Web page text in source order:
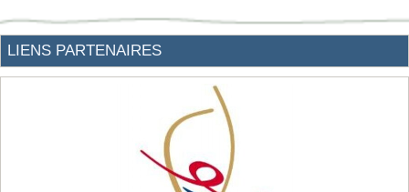
LIENS PARTENAIRES